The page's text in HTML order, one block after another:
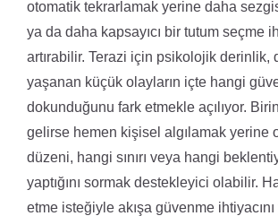
otomatik tekrarlamak yerine daha
ya da daha kapsayıcı bir tutum seçme
artırabilir. Terazi için psikolojik derinlik,
yaşanan küçük olayların içte hangi
dokunduğunu fark etmekle açılıyor.
gelirse hemen kişisel algılamak yerine
düzeni, hangi sınırı veya hangi
yaptığını sormak destekleyici olabilir.
etme isteğiyle akışa güvenme